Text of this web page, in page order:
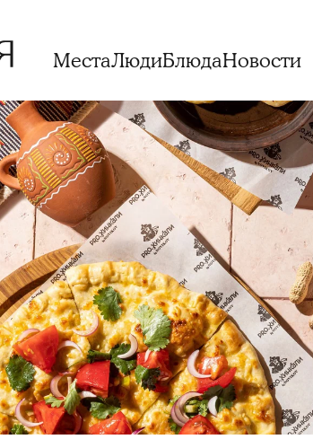
МестаЛюдиБлюдаНовости